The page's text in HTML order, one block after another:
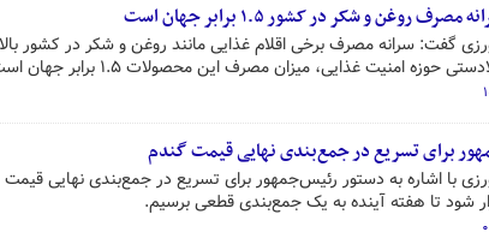
روغن و شکر در کشور ۱.۵ برابر جهان است
گفت: سرانه مصرف برخی اقلام غذایی مانند روغن و شکر در کشور
حوزه امنیت غذایی، میزان مصرف این محصولات ۱.۵ برابر جهان است.
برای تسریع در جمع‌بندی نهایی قیمت گندم
با اشاره به دستور رئیس‌جمهور برای تسریع در جمع‌بندی نهایی
شود تا هفته آینده به یک جمع‌بندی قطعی برسیم.